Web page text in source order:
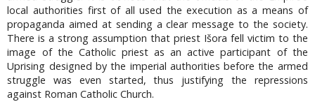
local authorities first of all used the execution as a means of
propaganda aimed at sending a clear message to the society.
There is a strong assumption that priest Išora fell victim to the
image of the Catholic priest as an active participant of the
Uprising designed by the imperial authorities before the armed
struggle was even started, thus justifying the repressions
against Roman Catholic Church.